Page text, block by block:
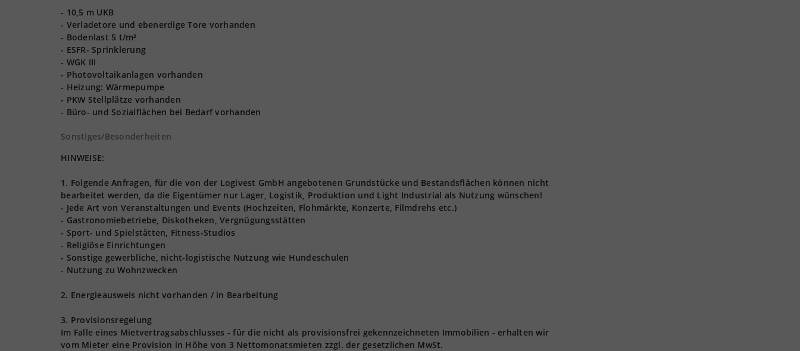
- 10,5 m UKB
- Verladetore und ebenerdige Tore vorhanden
- Bodenlast 5 t/m²
- ESFR- Sprinklerung
- WGK III
- Photovoltaikanlagen vorhanden
- Heizung: Wärmepumpe
- PKW Stellplätze vorhanden
- Büro- und Sozialflächen bei Bedarf vorhanden
Sonstiges/Besonderheiten
HINWEISE:
1. Folgende Anfragen, für die von der Logivest GmbH angebotenen Grundstücke und Bestandsflächen können nicht
bearbeitet werden, da die Eigentümer nur Lager, Logistik, Produktion und Light Industrial als Nutzung wünschen!
- Jede Art von Veranstaltungen und Events (Hochzeiten, Flohmärkte, Konzerte, Filmdrehs etc.)
- Gastronomiebetriebe, Diskotheken, Vergnügungsstätten
- Sport- und Spielstätten, Fitness-Studios
- Religiöse Einrichtungen
- Sonstige gewerbliche, nicht-logistische Nutzung wie Hundeschulen
- Nutzung zu Wohnzwecken
2. Energieausweis nicht vorhanden / in Bearbeitung
3. Provisionsregelung
Im Falle eines Mietvertragsabschlusses - für die nicht als provisionsfrei gekennzeichneten Immobilien - erhalten wir
vom Mieter eine Provision in Höhe von 3 Nettomonatsmieten zzgl. der gesetzlichen MwSt.